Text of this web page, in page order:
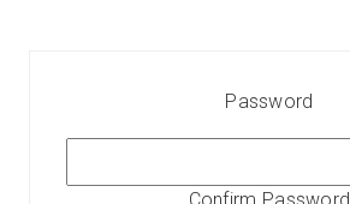
Password